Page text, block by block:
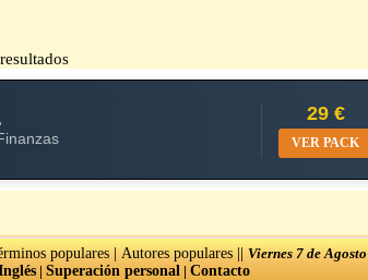
29 €
VER PACK
populares|Autores populares||Viernes 7 de Agosto
| Superación personal| Contacto